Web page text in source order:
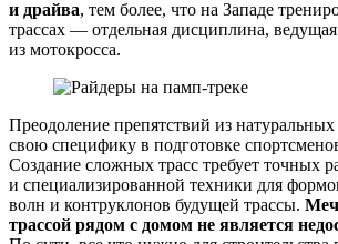
и драйва, тем более, что на Западе
трассах — отдельная дисциплина, ведущая
из мотокросса.
Преодоление препятствий из
свою специфику в подготовке
Создание сложных трасс требует точных
и специализированной техники для
волн и контруклонов будущей трассы.
трассой рядом с домом не является